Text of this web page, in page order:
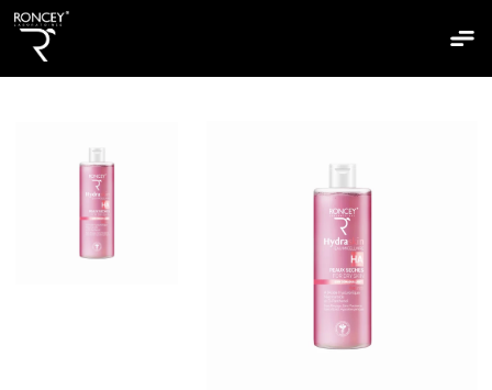
Qui Sommes Nous
Nos Produits
Nos Gammes